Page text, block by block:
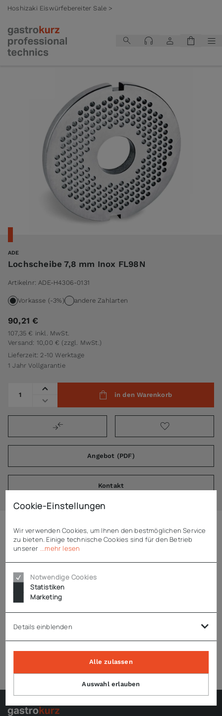
Hoshizaki Eiswürfebereiter Sale >
ADE
Lochscheibe 7,8 mm Inox FL98N
Artikelnr: ADE-H4306-0131
Vorkasse (-3%) andere Zahlarten
90,21 €
107,35 € inkl. MwSt.
Versand: 10,00 € (zzgl. MwSt.)
Lieferzeit: 2-10 Werktage
1 Jahr Vollgarantie
in den Warenkorb
Angebot (PDF)
Kontakt
Beschreibung
Lochscheibe Ø 7,8 mm Inox
passend für ADE Fleischwolf FL98N
Cookie-Einstellungen
Wir verwenden Cookies, um Ihnen den bestmöglichen Service
zu bieten. Einige technische Cookies sind für den Betrieb
unserer
...mehr lesen
Notwendige Cookies
Statistiken
Marketing
Details einblenden
Auswahl erlauben
Alle zulassen